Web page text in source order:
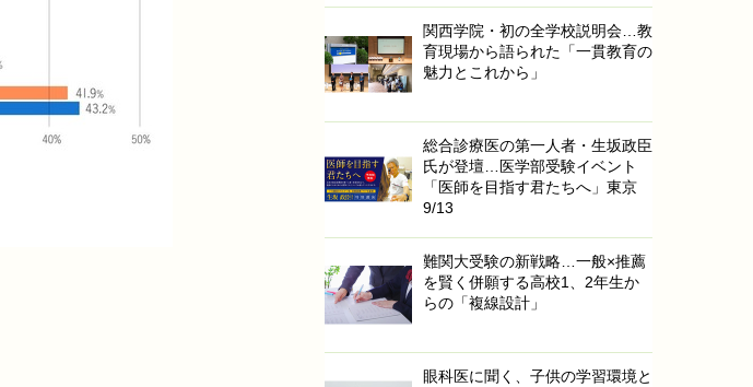
関西学院・初の全学校説明会…教
育現場から語られた「一貫教育の
魅力とこれから」
総合診療医の第一人者・生坂政臣
氏が登壇…医学部受験イベント
「医師を目指す君たちへ」東京
9/13
難関大受験の新戦略…一般×推薦
を賢く併願する高校1、2年生か
らの「複線設計」
眼科医に聞く、子供の学習環境と